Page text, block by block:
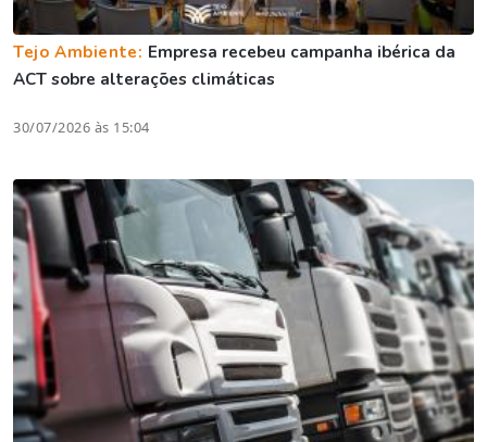
Tejo Ambiente: Empresa recebeu campanha ibérica da
ACT sobre alterações climáticas
30/07/2026 às 15:04